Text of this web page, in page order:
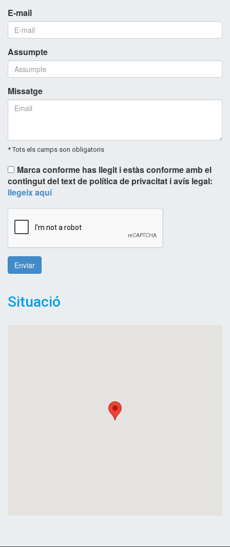
E-mail
Assumpte
Missatge
* Tots els camps son obligatoris
Marca conforme has llegit i estàs conforme amb el
contingut del text de política de privacitat i avís legal:
llegeix aquí
Enviar
Situació